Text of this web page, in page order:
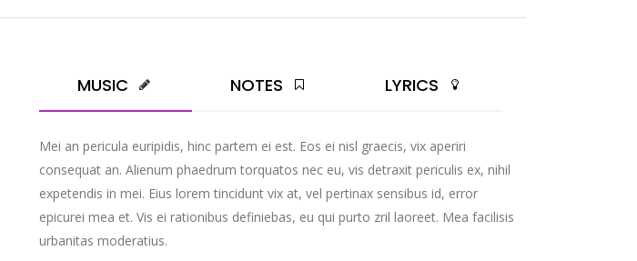
MUSIC NOTES LYRICS
Mei an pericula euripidis, hinc partem ei est. Eos ei nisl graecis, vix aperiri
consequat an. Alienum phaedrum torquatos nec eu, vis detraxit periculis ex, nihil
expetendis in mei. Eius lorem tincidunt vix at, vel pertinax sensibus id, error
epicurei mea et. Vis ei rationibus definiebas, eu qui purto zril laoreet. Mea facilisis
urbanitas moderatius.